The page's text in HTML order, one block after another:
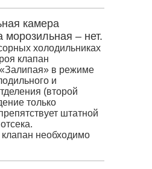
камера
морозильная – нет.
холодильниках
клапан
в режиме
и
(второй
только
штатной
необходимо